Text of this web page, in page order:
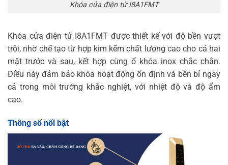
Khóa cửa điện tử I8A1FMT
Khóa cửa điện tử I8A1FMT được thiết kế với độ bền vượt
trội, nhờ chế tạo từ hợp kim kẽm chất lượng cao cho cả hai
mặt trước và sau, kết hợp cùng ổ khóa inox chắc chắn.
Điều này đảm bảo khóa hoạt động ổn định và bền bỉ ngay
cả trong môi trường khắc nghiệt, với nhiệt độ và độ ẩm
cao.
Thông số nổi bật